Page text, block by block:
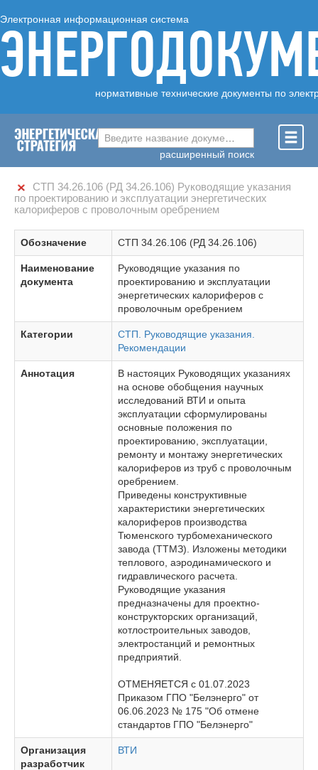
Электронная информационная система
нормативные технические документы по
Введите название документа ...
расширенный поиск
СТП 34.26.106 (РД 34.26.106) Руководящие указания
по проектированию и эксплуатации энергетических
калориферов с проволочным оребрением
Обозначение СТП 34.26.106 (РД 34.26.106)
Наименование
документа
Руководящие указания по
проектированию и эксплуатации
энергетических калориферов с
проволочным оребрением
Категории
СТП. Руководящие указания.
Рекомендации
Аннотация
В настояцих Руководящих указаниях
на основе обобщения научных
исследований ВТИ и опыта
эксплуатации сформулированы
основные положения по
проектированию, эксплуатации,
ремонту и монтажу энергетических
калориферов из труб с проволочным
оребрением.
Приведены конструктивные
характеристики энергетических
калориферов производства
Тюменского турбомеханического
завода (ТТМЗ). Изложены методики
теплового, аэродинамического и
гидравлического расчета.
Руководящие указания
предназначены для проектно-
конструкторских организаций,
котлостроительных заводов,
электростанций и ремонтных
предприятий.
ОТМЕНЯЕТСЯ с 01.07.2023
Приказом ГПО "Белэнерго" от
06.06.2023 № 175 "Об отмене
стандартов ГПО "Белэнерго"
Организация
разработчик
ВТИ